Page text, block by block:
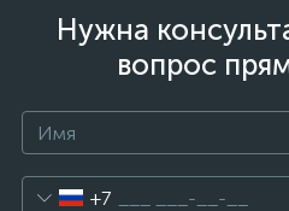
Нужна
вопрос
+7